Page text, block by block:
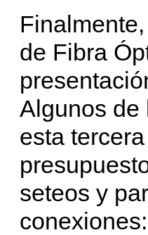
de Fibra
Algunos de
esta
seteos y